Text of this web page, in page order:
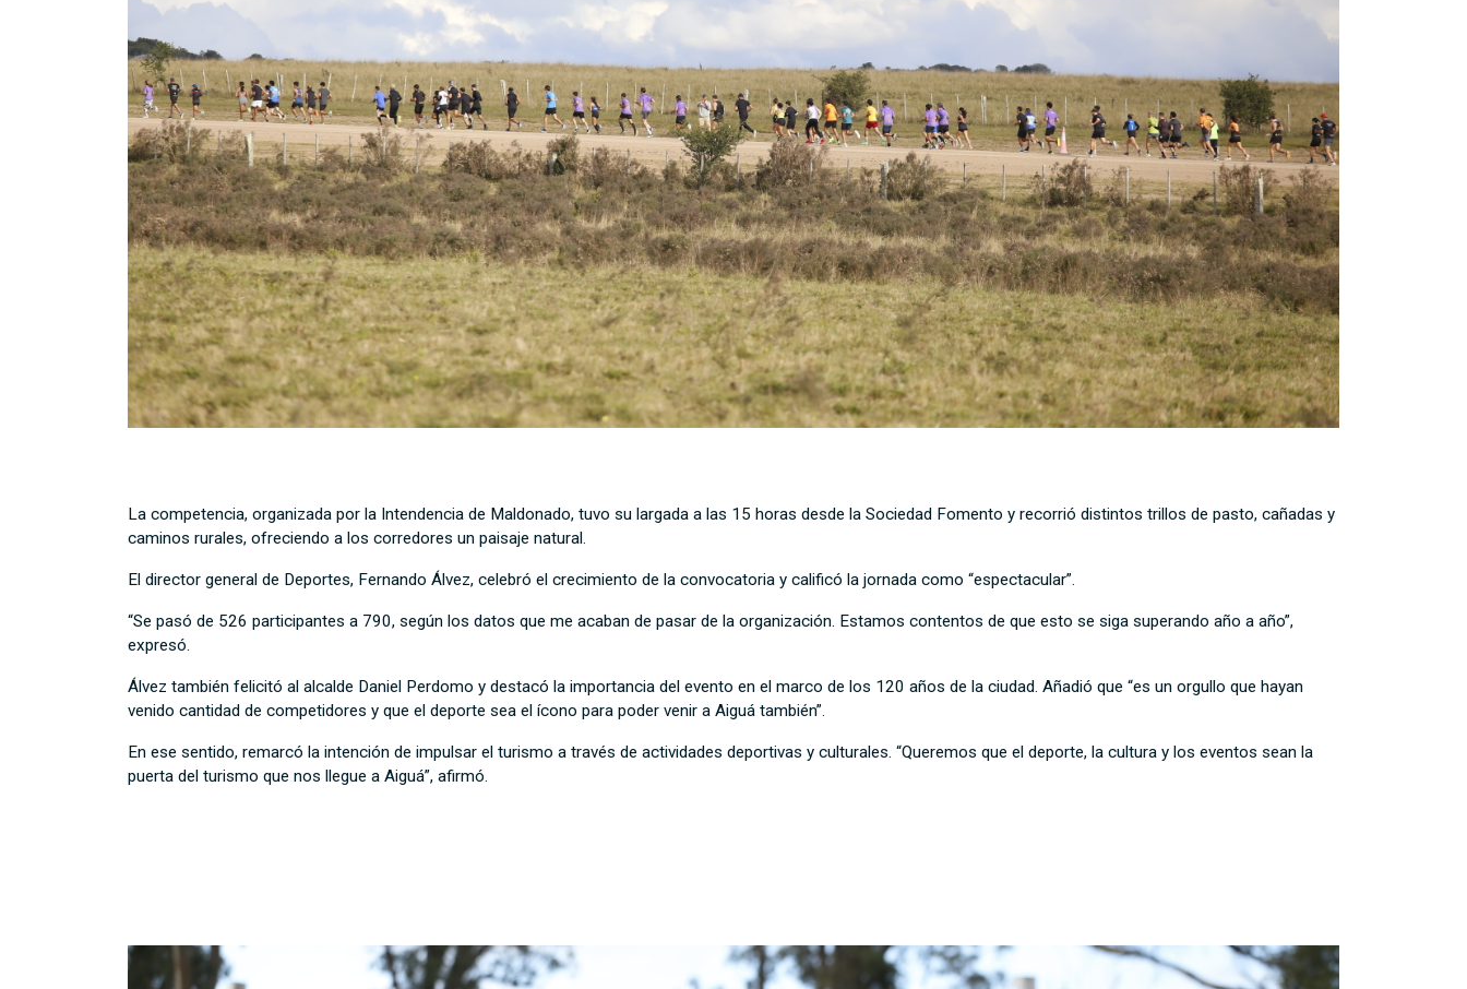
La competencia, organizada por la Intendencia de Maldonado, tuvo su largada a las 15 horas desde la Sociedad Fomento y recorrió distintos trillos de pasto, cañadas y
caminos rurales, ofreciendo a los corredores un paisaje natural.
El director general de Deportes, Fernando Álvez, celebró el crecimiento de la convocatoria y calificó la jornada como “espectacular”.
“Se pasó de 526 participantes a 790, según los datos que me acaban de pasar de la organización. Estamos contentos de que esto se siga superando año a año”,
expresó.
Álvez también felicitó al alcalde Daniel Perdomo y destacó la importancia del evento en el marco de los 120 años de la ciudad. Añadió que “es un orgullo que hayan
venido cantidad de competidores y que el deporte sea el ícono para poder venir a Aiguá también”.
En ese sentido, remarcó la intención de impulsar el turismo a través de actividades deportivas y culturales. “Queremos que el deporte, la cultura y los eventos sean la
puerta del turismo que nos llegue a Aiguá”, afirmó.